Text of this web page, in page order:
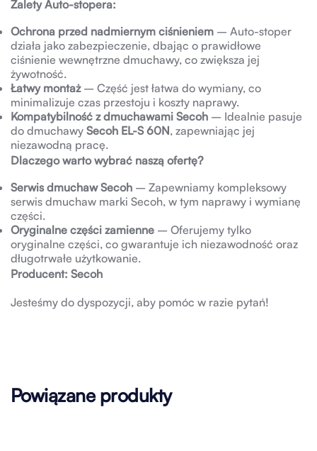
Zalety Auto-stopera:
Ochrona przed nadmiernym ciśnieniem – Auto-stoper
działa jako zabezpieczenie, dbając o prawidłowe
ciśnienie wewnętrzne dmuchawy, co zwiększa jej
żywotność.
Łatwy montaż– Część jest łatwa do wymiany, co
minimalizuje czas przestoju i koszty naprawy.
Kompatybilność z dmuchawami Secoh – Idealnie pasuje
do dmuchawy Secoh EL-S 60N, zapewniając jej
niezawodną pracę.
Dlaczego warto wybrać naszą ofertę?
Serwis dmuchaw Secoh – Zapewniamy kompleksowy
serwis dmuchaw marki Secoh, w tym naprawy i wymianę
części.
Oryginalne części zamienne – Oferujemy tylko
oryginalne części, co gwarantuje ich niezawodność oraz
długotrwałe użytkowanie.
Producent: Secoh
Jesteśmy do dyspozycji, aby pomóc w razie pytań!
Powiązane produkty